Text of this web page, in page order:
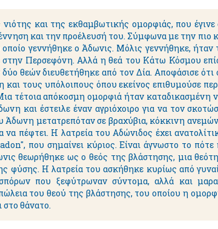
και της εκθαμβωτικής ομορφιάς, που
και την προέλευσή του. Σύμφωνα με την πιο
γεννήθηκε ο Άδωνις. Μόλις γεννήθηκε,
στην Περσεφόνη. Αλλά η θεά του Κάτω Κόσμου
θεών διευθετήθηκε από τον Δία. Αποφάσισε ότι
τους υπόλοιπους όπου εκείνος επιθυμούσε
τέτοια απόκοσμη ομορφιά ήταν καταδικασμένη
και έστειλε έναν αγριόχοιρο για να τον
μετατρεπόταν σε βραχύβια, κόκκινη
πέφτει. Η λατρεία του Αδώνιδος έχει
που σημαίνει κύριος. Είναι άγνωστο το
θεωρήθηκε ως ο θεός της βλάστησης, μια
φύσης. Η λατρεία του ασκήθηκε κυρίως από
που ξεφύτρωναν σύντομα, αλλά και
του θεού της βλάστησης, του οποίου η
στο θάνατο.